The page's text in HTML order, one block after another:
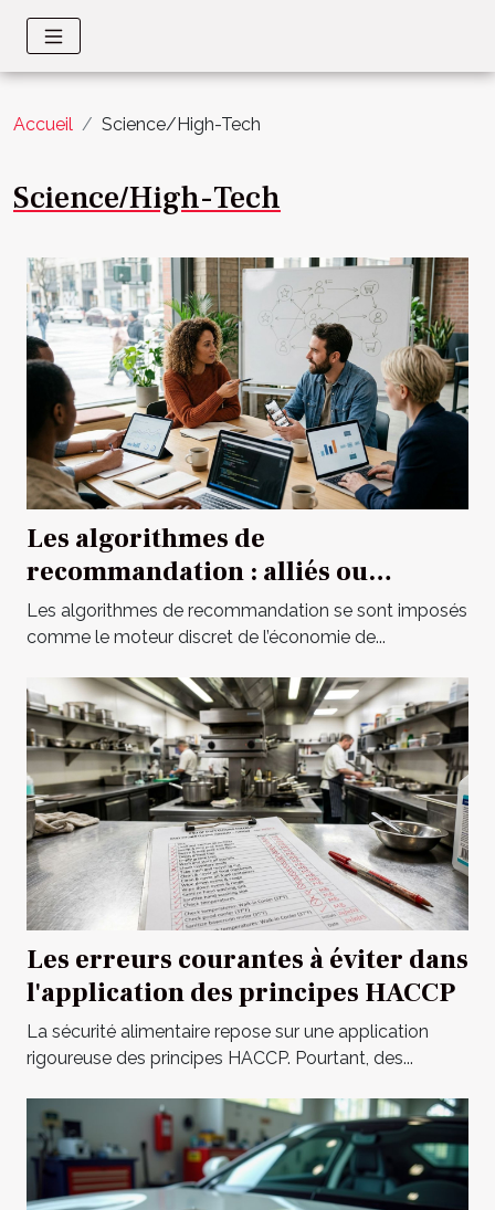
Accueil Science/High-Tech
Science/High-Tech
Les algorithmes de
recommandation : alliés ou
mirages pour le marketing digital
?
Les algorithmes de recommandation se sont imposés
comme le moteur discret de l’économie de...
Les erreurs courantes à éviter dans
l'application des principes HACCP
La sécurité alimentaire repose sur une application
rigoureuse des principes HACCP. Pourtant, des...